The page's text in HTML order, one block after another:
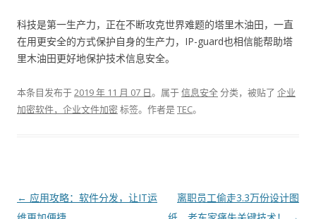
科技是第一生产力，正在不断攻克世界难题的塔里木油田，一直
在用更安全的方式保护自身的生产力，IP-guard也相信能帮助塔
里木油田更好地保护技术信息安全。
本条目发布于2019 年 11 月 07 日。属于信息安全分类，被贴了 企业
加密软件，企业文件加密标签。 作者是TEC。
文章导航
← 应用攻略：软件分发，让IT运
离职员工偷走3.3万份设计图